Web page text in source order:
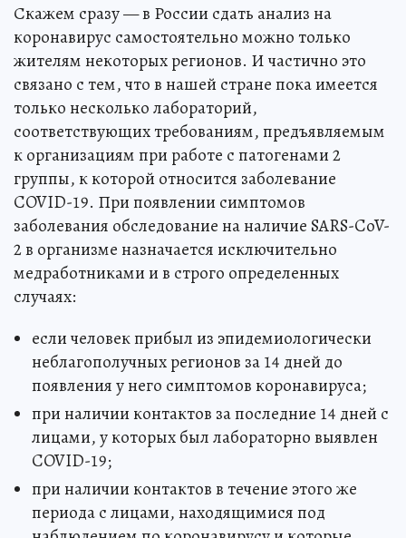
Скажем сразу — в России сдать анализ на
коронавирус самостоятельно можно только
жителям некоторых регионов. И частично это
связано с тем, что в нашей стране пока имеется
только несколько лабораторий,
соответствующих требованиям, предъявляемым
к организациям при работе с патогенами 2
группы, к которой относится заболевание
COVID-19. При появлении симптомов
заболевания обследование на наличие SARS-CoV-
2 в организме назначается исключительно
медработниками и в строго определенных
случаях:
если человек прибыл из эпидемиологически
неблагополучных регионов за 14 дней до
появления у него симптомов коронавируса;
при наличии контактов за последние 14 дней с
лицами, у которых был лабораторно выявлен
COVID-19;
при наличии контактов в течение этого же
периода с лицами, находящимися под